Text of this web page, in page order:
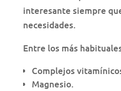
interesante siempre
necesidades.
Entre los más
Complejos
Magnesio.